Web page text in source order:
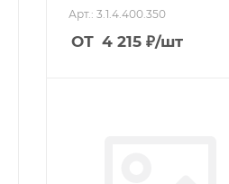
Арт.: 3.1.4.400.350
ОТ 4 215 ₽/шт